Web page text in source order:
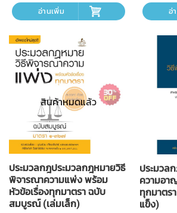
อ่านเพิ่ม อ่
สินค้าหมดแล้ว
ประมวลกฎประมวลกฎหมายวิธี
พิจารณาความแพ่ง พร้อม
หัวข้อเรื่องทุกมาตรา ฉบับ
สมบูรณ์ (เล่มเล็ก)
ประมวล
ความอา
ทุกมาตร
แข็ง)